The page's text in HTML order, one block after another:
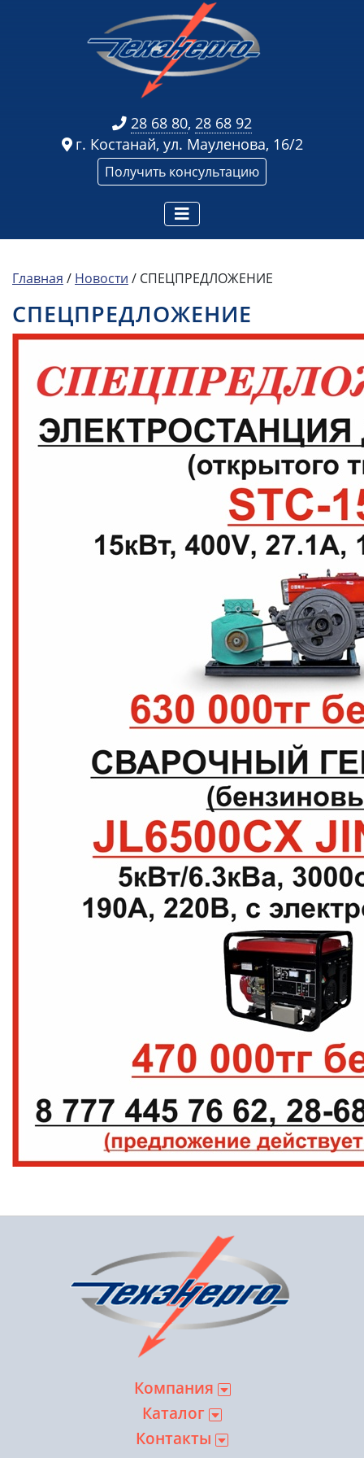
28 68 80, 28 68 92
г. Костанай, ул. Мауленова, 16/2
Получить консультацию
Главная / Новости / СПЕЦПРЕДЛОЖЕНИЕ
СПЕЦПРЕДЛОЖЕНИЕ
Компания
Каталог
Контакты